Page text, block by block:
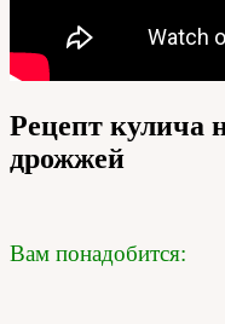
Рецепт кулича
дрожжей
Вам понадобится: